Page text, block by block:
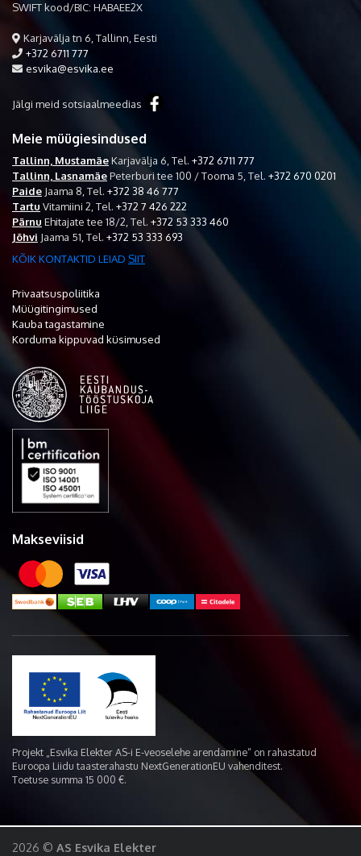
SWIFT kood/BIC: HABAEE2X
Karjavälja tn 6, Tallinn, Eesti
+372 6711 777
esvika@esvika.ee
Jälgi meid sotsiaalmeedias
Meie müügiesindused
Tallinn, MustamäeKarjavälja 6, Tel. +372 6711 777
Tallinn, LasnamäePeterburi tee 100 / Tooma 5, Tel. +372 670 0201
Paide Jaama 8, Tel. +372 38 46 777
Tartu Vitamiini 2, Tel. +372 7 426 222
Pärnu Ehitajate tee 18/2, Tel. +372 53 333 460
Jõhvi Jaama 51, Tel. +372 53 333 693
KÕIK KONTAKTID LEIAD SIIT
Privaatsuspoliitika
Müügitingimused
Kauba tagastamine
Korduma kippuvad küsimused
Makseviisid
Projekt „Esvika Elekter AS-i E-veoselehe arendamine“ on rahastatud
Euroopa Liidu taasterahastu NextGenerationEU vahenditest.
Toetuse summa 15 000 €.
2026 © AS Esvika Elekter